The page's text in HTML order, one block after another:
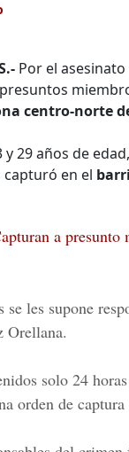
Por el
centro-norte
y 29 años de
capturó en el
a presunto
les supone
Orellana.
solo 24
orden de captura